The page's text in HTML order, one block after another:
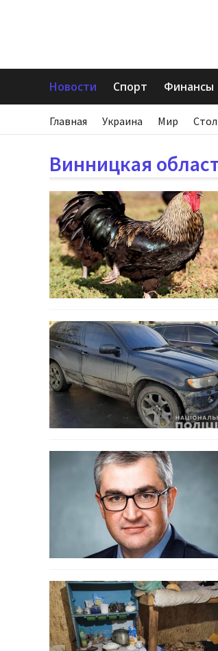
Новости Спорт Финансы
Главная Украина Мир
Винницкая